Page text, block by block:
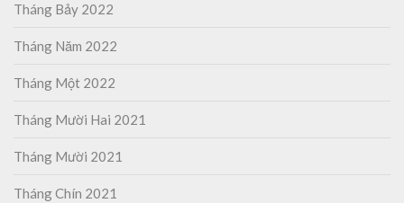
Tháng Bảy 2022
Tháng Năm 2022
Tháng Một 2022
Tháng Mười Hai 2021
Tháng Mười 2021
Tháng Chín 2021